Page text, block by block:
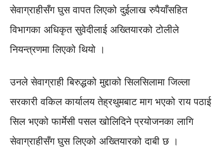
सेवाग्राहीसँग घुस वापत लिएको दुईलाख रुपैयाँसहित
विभागका अधिकृत सुवेदीलाई अख्तियारको टोलीले
नियन्त्रणमा लिएको थियो ।
उनले सेवाग्राही बिरुद्धको मुद्दाको सिलसिलामा जिल्ला
सरकारी वकिल कार्यालय तेह्रथुमबाट माग भएको राय पठाई
सिल भएको फार्मेसी पसल खोलिदिने प्रयोजनका लागि
सेवाग्राहीसँग घुस लिएको अख्तियारको दाबी छ ।